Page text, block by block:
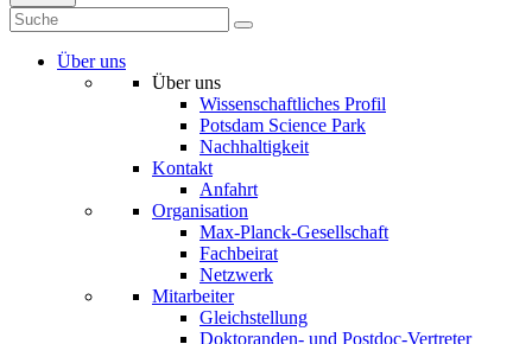
Über uns
Über uns
Wissenschaftliches Profil
Potsdam Science Park
Nachhaltigkeit
Kontakt
Anfahrt
Organisation
Max-Planck-Gesellschaft
Fachbeirat
Netzwerk
Mitarbeiter
Gleichstellung
Doktoranden- und Postdoc-Vertreter